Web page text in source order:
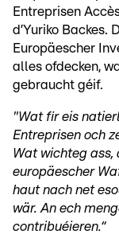
Entreprisen
d’Yuriko Backes.
Europäescher
alles ofdecken,
gebraucht géif.
"Wat fir eis
Entreprisen och
Wat wichteg
europäescher
haut nach net
wär. An ech
contribuéieren.“